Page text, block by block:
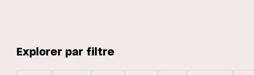
Explorer par filtre